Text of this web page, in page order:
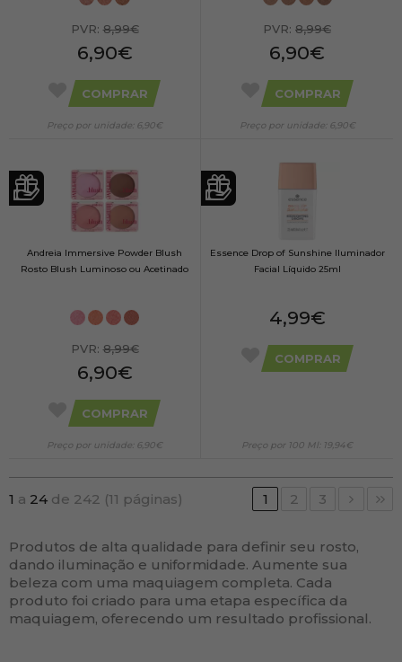
PVR:8,99€
6,90€
COMPRAR
Preço por unidade: 6,90€
PVR: 8,99€
6,90€
COMPRAR
Preço por unidade: 6,90€
Andreia Immersive Powder Blush
Rosto Blush Luminoso ou Acetinado
PVR:8,99€
6,90€
COMPRAR
Preço por unidade: 6,90€
Essence Drop of Sunshine Iluminador
Facial Líquido 25ml
4,99€
COMPRAR
Preço por 100 Ml: 19,94€
1 a 24 de 242 (11 páginas) 1 2 3
Produtos de alta qualidade para definir seu rosto,
dando iluminação e uniformidade. Aumente sua
beleza com uma maquiagem completa. Cada
produto foi criado para uma etapa específica da
maquiagem, oferecendo um resultado profissional.